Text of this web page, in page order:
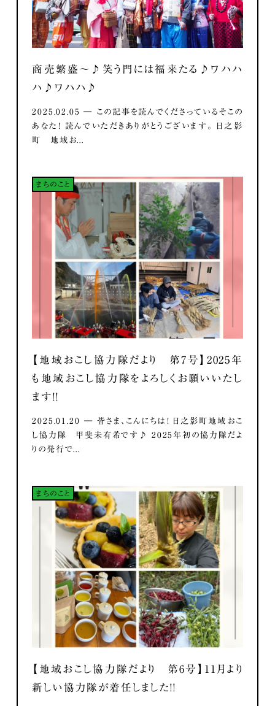
商売繁盛～♪笑う門には福来たる♪ワハハ
ハ♪ワハハ♪
2025.02.05 ― この記事を読んでくださっているそこの
あなた！ 読んでいただきありがとうございます。 日之影
町 地域お...
まちのこと
【地域おこし協力隊だより 第7号】2025年
も地域おこし協力隊をよろしくお願いいたし
ます！！
2025.01.20 ― 皆さま、こんにちは！ 日之影町地域おこ
し協力隊 甲斐未有希です♪ 2025年初の協力隊だよ
りの発行で...
まちのこと
【地域おこし協力隊だより 第6号】11月より
新しい協力隊が着任しました！！